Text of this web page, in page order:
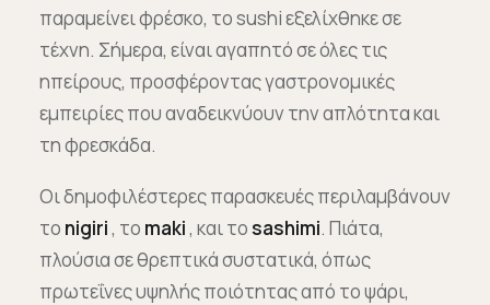
παραμείνει φρέσκο, το sushi εξελίχθηκε σε
τέχνη. Σήμερα, είναι αγαπητό σε όλες τις
ηπείρους, προσφέροντας γαστρονομικές
εμπειρίες που αναδεικνύουν την απλότητα και
τη φρεσκάδα.
Οι δημοφιλέστερες παρασκευές περιλαμβάνουν
το nigiri, το maki, και τοsashimi. Πιάτα,
πλούσια σε θρεπτικά συστατικά, όπως
πρωτεΐνες υψηλής ποιότητας από το ψάρι,